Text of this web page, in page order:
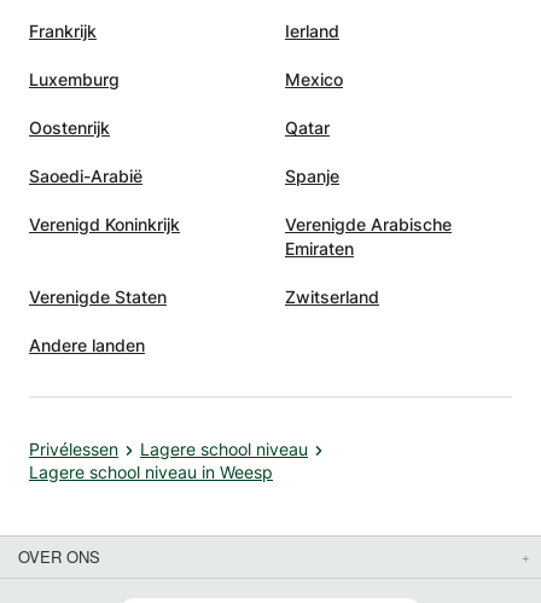
Frankrijk Ierland
Luxemburg Mexico
Oostenrijk Qatar
Saoedi-Arabië Spanje
Verenigd Koninkrijk
Verenigde Arabische
Emiraten
Verenigde Staten Zwitserland
Andere landen
Privélessen
Lagere school niveau
Lagere school niveau in Weesp
OVER ONS